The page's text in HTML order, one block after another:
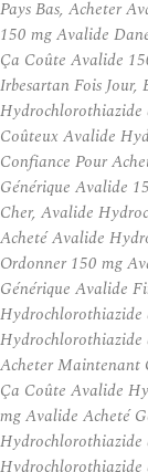
Pays Bas, Acheter
150 mg Avalide
Ça Coûte Avalide
Irbesartan Fois
Hydrochlorothiazide
Coûteux Avalide
Confiance Pour
Générique Avalide
Cher, Avalide
Acheté Avalide
Ordonner 150 mg
Générique Avalide
Hydrochlorothiazide
Hydrochlorothiazide
Acheter Maintenant
Ça Coûte Avalide
mg Avalide Acheté
Hydrochlorothiazide